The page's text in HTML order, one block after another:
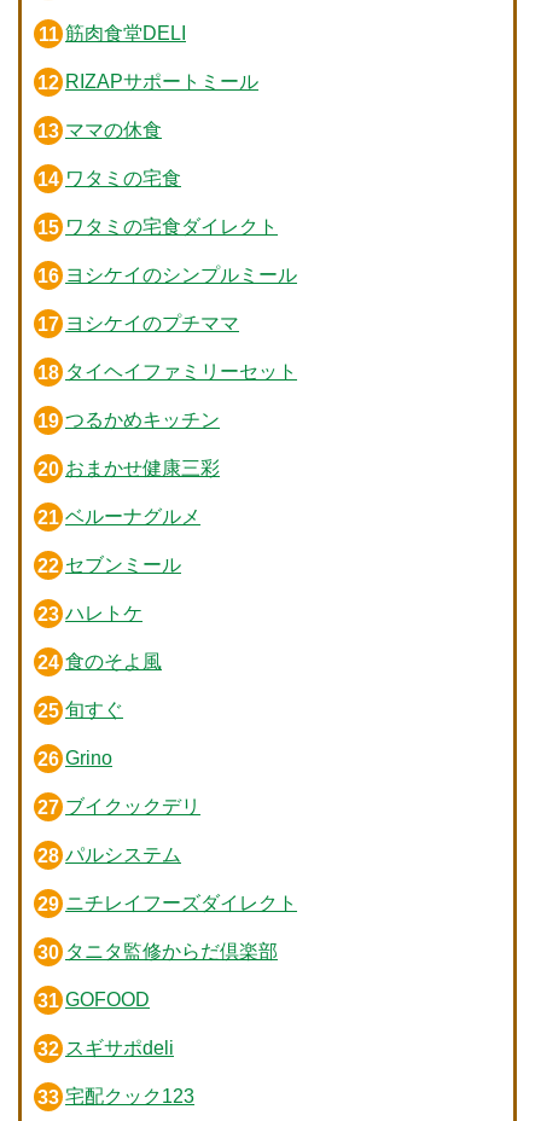
筋肉食堂DELI
RIZAPサポートミール
ママの休食
ワタミの宅食
ワタミの宅食ダイレクト
ヨシケイのシンプルミール
ヨシケイのプチママ
タイヘイファミリーセット
つるかめキッチン
おまかせ健康三彩
ベルーナグルメ
セブンミール
ハレトケ
食のそよ風
旬すぐ
Grino
ブイクックデリ
パルシステム
ニチレイフーズダイレクト
タニタ監修からだ倶楽部
GOFOOD
スギサポdeli
宅配クック123